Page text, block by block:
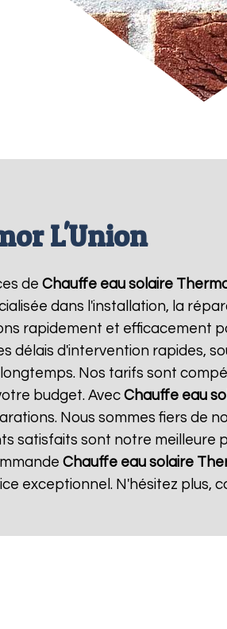
L'Union
de Chauffe eau solaire
dans l'installation, la
rapidement et efficacement
délais d'intervention rapides,
Nos tarifs sont
budget. Avec Chauffe eau
Nous sommes fiers de
satisfaits sont notre meilleure
Chauffe eau solaire
exceptionnel. N'hésitez plus,